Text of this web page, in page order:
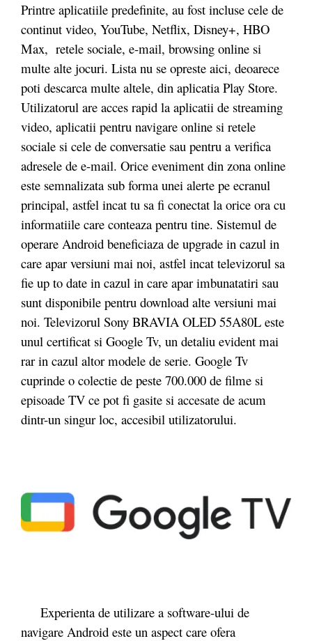
Printre aplicatiile predefinite, au fost incluse cele de
continut video, YouTube, Netflix, Disney+, HBO
Max, retele sociale, e-mail, browsing online si
multe alte jocuri. Lista nu se opreste aici, deoarece
poti descarca multe altele, din aplicatia Play Store.
Utilizatorul are acces rapid la aplicatii de streaming
video, aplicatii pentru navigare online si retele
sociale si cele de conversatie sau pentru a verifica
adresele de e-mail. Orice eveniment din zona online
este semnalizata sub forma unei alerte pe ecranul
principal, astfel incat tu sa fi conectat la orice ora cu
informatiile care conteaza pentru tine. Sistemul de
operare Android beneficiaza de upgrade in cazul in
care apar versiuni mai noi, astfel incat televizorul sa
fie up to date in cazul in care apar imbunatatiri sau
sunt disponibile pentru download alte versiuni mai
noi. Televizorul Sony BRAVIA OLED 55A80L este
unul certificat si Google Tv, un detaliu evident mai
rar in cazul altor modele de serie. Google Tv
cuprinde o colectie de peste 700.000 de filme si
episoade TV ce pot fi gasite si accesate de acum
dintr-un singur loc, accesibil utilizatorului.
Experienta de utilizare a software-ului de
navigare Android este un aspect care ofera